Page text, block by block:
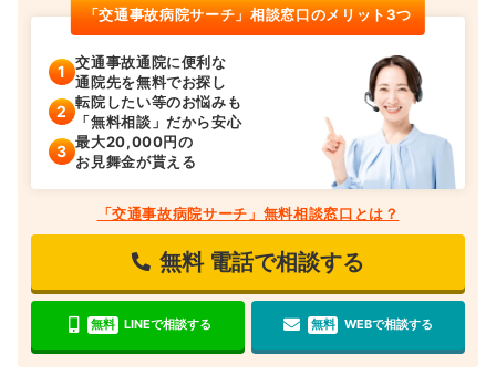
「交通事故病院サーチ」相談窓口のメリット3つ
交通事故通院に便利な
通院先を無料でお探し
転院したい等のお悩みも
「無料相談」だから安心
最大20,000円の
お見舞金が貰える
「交通事故病院サーチ」無料相談窓口とは？
無料 電話で相談する
無料 LINEで相談する 無料 WEBで相談する